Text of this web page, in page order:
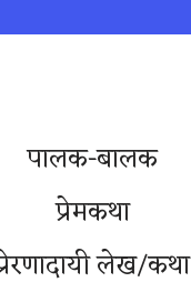
पालक-बालक
प्रेमकथा
लेख/कथा